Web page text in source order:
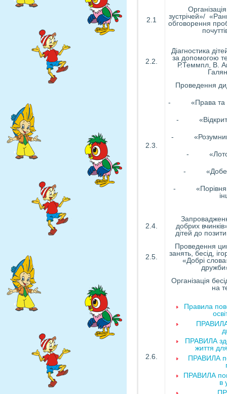
2.1
зустрічей»/
обговорення
2.2.
Діагностика
за допомогою
Р.Теммпл, В.
2.3.
Проведення
- «Права та
-
- «Розумники
- «Лото
- «Добери
- «Порівняй
2.4.
добрих
дітей до
2.5.
Проведення
занять, бесід,
«Добрі
2.6.
Організація
на
Правила
ПРАВИЛА
життя
ПРАВИЛА
ПРАВИЛА
в